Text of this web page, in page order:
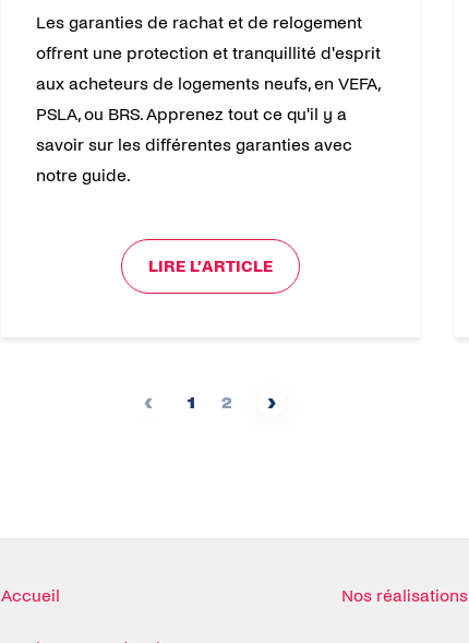
Les garanties de rachat et de relogement
offrent une protection et tranquillité d'esprit
aux acheteurs de logements neufs, en VEFA,
PSLA, ou BRS. Apprenez tout ce qu'il y a
savoir sur les différentes garanties avec
notre guide.
LIRE L’ARTICLE
‹ 1 2 ›
Accueil Nos réalisations